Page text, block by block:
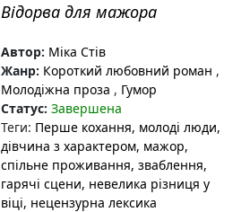
Відорва для мажора
Автор: Міка Стів
Жанр: Короткий любовний роман ,
Молодіжна проза , Гумор
Статус: Завершена
Теги: Перше кохання, молоді люди,
дівчина з характером, мажор,
спільне проживання, зваблення,
гарячі сцени, невелика різниця у
віці, нецензурна лексика